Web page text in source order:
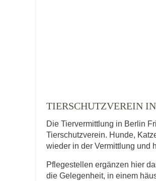
TIERSCHUTZVEREIN
Die Tiervermittlung in Berlin
Tierschutzverein. Hunde,
wieder in der Vermittlung und
Pflegestellen ergänzen hier
die Gelegenheit, in einem